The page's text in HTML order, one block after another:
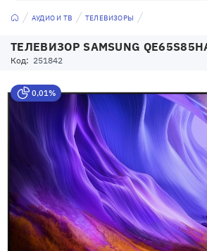
АУДИО И ТВ ТЕЛЕВИЗОРЫ
ТЕЛЕВИЗОР SAMSUNG
Код: 251842
0,01%